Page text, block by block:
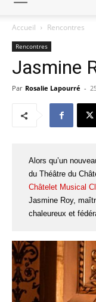
Accueil Rencontres
Rencontres
Jasmine
Par Rosalie Lapourré -
Alors qu’un
du Théâtre du
Châtelet Musical
Jasmine Roy,
chaleureux et